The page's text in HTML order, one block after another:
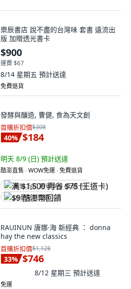
樂辰書店 說不盡的台灣味 套書 遠流出
版 加贈透光書卡
$900
運費 $67
8/14 星期五 預計送達
免費退貨
發酵與釀造, 曹健, 食為天文創
首購折扣價$308
40% $184
明天 8/9 (日) 預計送達
酷澎直售 ∙ WOW免運 ∙ 免費退貨
满 $1,500 再省 $75 (王道卡)
$9 酷澎幣回饋
RAUINUN 唐娜·海 新經典 ： donna
hay the new classics
首購折扣價$1,128
33% $746
8/12 星期三 預計送達
免運